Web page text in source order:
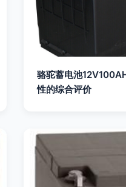
骆驼蓄电池
性的综合评价